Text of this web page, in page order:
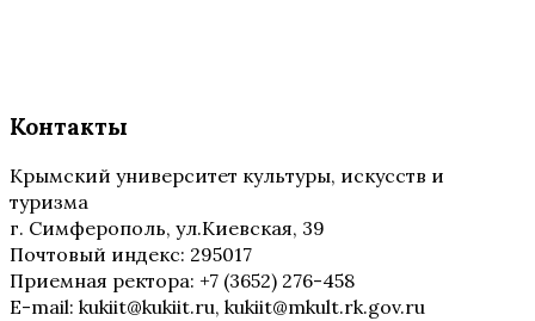
Контакты
Крымский университет культуры, искусств и
туризма
г. Симферополь, ул.Киевская, 39
Почтовый индекс: 295017
Приемная ректора: +7 (3652) 276-458
E-mail: kukiit@kukiit.ru, kukiit@mkult.rk.gov.ru